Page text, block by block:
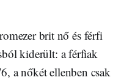
brit nő és férfi
kiderült: a férfiak
a nőkét ellenben csak